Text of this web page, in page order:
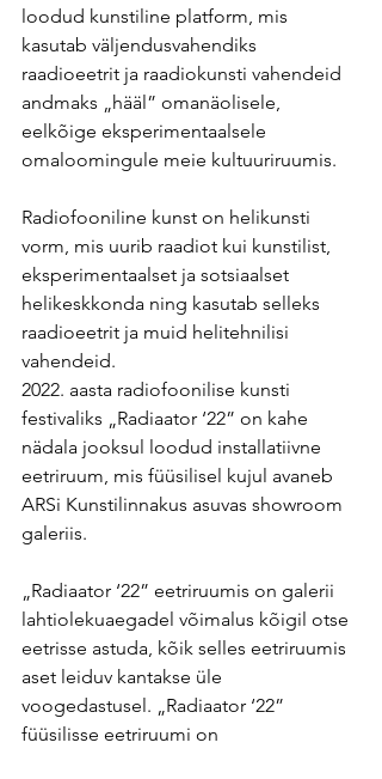
loodud kunstiline platform, mis
kasutab väljendusvahendiks
raadioeetrit ja raadiokunsti vahendeid
andmaks „hääl” omanäolisele,
eelkõige eksperimentaalsele
omaloomingule meie kultuuriruumis.
Radiofooniline kunst on helikunsti
vorm, mis uurib raadiot kui kunstilist,
eksperimentaalset ja sotsiaalset
helikeskkonda ning kasutab selleks
raadioeetrit ja muid helitehnilisi
vahendeid.
2022. aasta radiofoonilise kunsti
festivaliks „Radiaator ‘22” on kahe
nädala jooksul loodud installatiivne
eetriruum, mis füüsilisel kujul avaneb
ARSi Kunstilinnakus asuvas showroom
galeriis.
„Radiaator ‘22” eetriruumis on galerii
lahtiolekuaegadel võimalus kõigil otse
eetrisse astuda, kõik selles eetriruumis
aset leiduv kantakse üle
voogedastusel. „Radiaator ‘22”
füüsilisse eetriruumi on